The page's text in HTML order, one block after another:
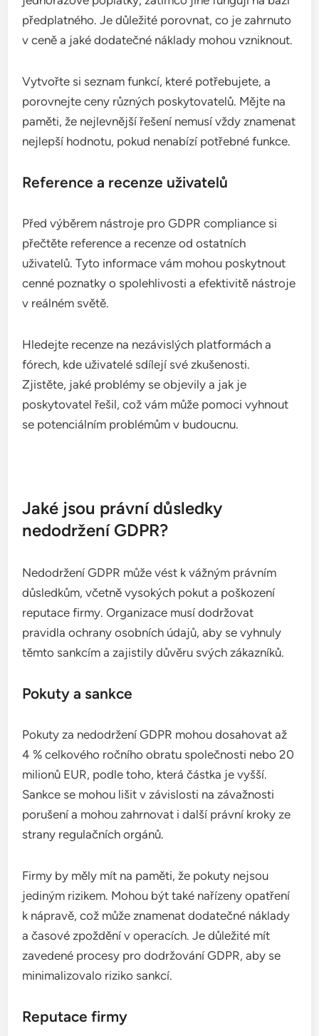
čas a snížit riziko chyb.
Porovnání cenových modelů
Cenové modely nástrojů pro GDPR compliance se
mohou výrazně lišit. Některé nástroje nabízejí
jednorázové poplatky, zatímco jiné fungují na bázi
předplatného. Je důležité porovnat, co je zahrnuto
porovnejte ceny různých poskytovatelů. Mějte na
paměti, že nejlevnější řešení nemusí vždy znamenat
nejlepší hodnotu, pokud nenabízí potřebné funkce.
Reference a recenze uživatelů
Před výběrem nástroje pro GDPR compliance si
přečtěte reference a recenze od ostatních
uživatelů. Tyto informace vám mohou poskytnout
cenné poznatky o spolehlivosti a efektivitě nástroje
v reálném světě.
Zjistěte, jaké problémy se objevily a jak je
poskytovatel řešil, což vám může pomoci vyhnout
Jaké jsou právní důsledky
nedodržení GDPR?
Nedodržení GDPR může vést k vážným právním
reputace firmy. Organizace musí dodržovat
pravidla ochrany osobních údajů, aby se vyhnuly
těmto sankcím a zajistily důvěru svých zákazníků.
Pokuty a sankce
4 % celkového ročního obratu společnosti nebo 20